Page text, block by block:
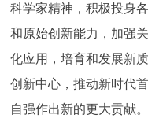
科学家精神，积极投身
和原始创新能力，加强
化应用，培育和发展新
创新中心，推动新时代
自强作出新的更大贡献。